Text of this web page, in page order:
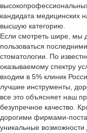
кандидата медицинских
высшую категорию.
Если смотреть шире, мы
пользоваться
стоматологии. По
оказываемому спектру
входим в 5% клиник
лучшие инструменты,
все это объясняет наш
безупречное качество.
дорогими фирмами-
уникальные